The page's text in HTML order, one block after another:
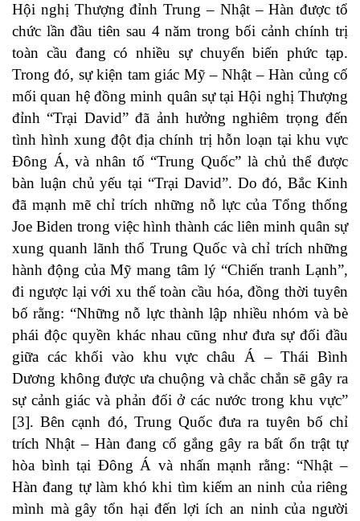
Hội nghị Thượng đỉnh Trung – Nhật – Hàn được tổ
chức lần đầu tiên sau 4 năm trong bối cảnh chính trị
toàn cầu đang có nhiều sự chuyển biến phức tạp.
Trong đó, sự kiện tam giác Mỹ – Nhật – Hàn củng cố
mối quan hệ đồng minh quân sự tại Hội nghị Thượng
đỉnh “Trại David” đã ảnh hưởng nghiêm trọng đến
tình hình xung đột địa chính trị hỗn loạn tại khu vực
Đông Á, và nhân tố “Trung Quốc” là chủ thể được
bàn luận chủ yếu tại “Trại David”. Do đó, Bắc Kinh
đã mạnh mẽ chỉ trích những nỗ lực của Tổng thống
Joe Biden trong việc hình thành các liên minh quân sự
xung quanh lãnh thổ Trung Quốc và chỉ trích những
hành động của Mỹ mang tâm lý “Chiến tranh Lạnh”,
đi ngược lại với xu thế toàn cầu hóa, đồng thời tuyên
bố rằng: “Những nỗ lực thành lập nhiều nhóm và bè
phái độc quyền khác nhau cũng như đưa sự đối đầu
giữa các khối vào khu vực châu Á – Thái Bình
Dương không được ưa chuộng và chắc chắn sẽ gây ra
sự cảnh giác và phản đối ở các nước trong khu vực”
[3]. Bên cạnh đó, Trung Quốc đưa ra tuyên bố chỉ
trích Nhật – Hàn đang cố gắng gây ra bất ổn trật tự
hòa bình tại Đông Á và nhấn mạnh rằng: “Nhật –
Hàn đang tự làm khó khi tìm kiếm an ninh của riêng
mình mà gây tổn hại đến lợi ích an ninh của người